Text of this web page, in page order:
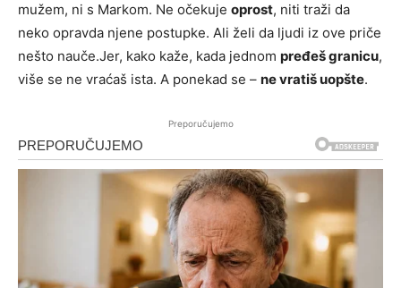
mužem, ni s Markom. Ne očekuje oprost, niti traži da
neko opravda njene postupke. Ali želi da ljudi iz ove priče
nešto nauče.Jer, kako kaže, kada jednom pređeš granicu,
više se ne vraćaš ista. A ponekad se – ne vratiš uopšte.
Preporučujemo